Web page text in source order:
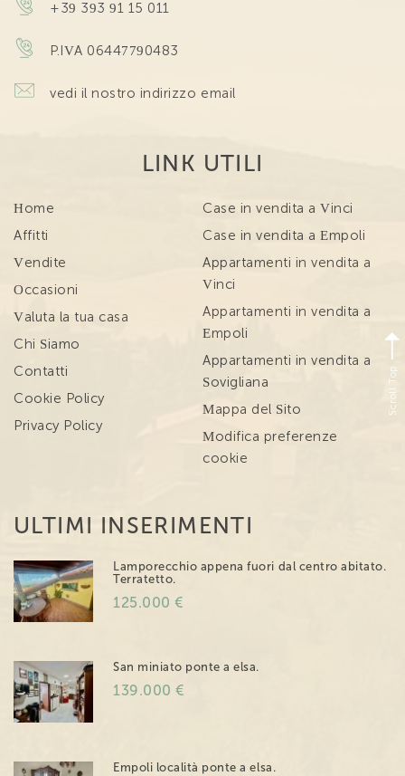
+39 393 91 15 011
P.IVA 06447790483
vedi il nostro indirizzo email
LINK UTILI
Home
Affitti
Vendite
Occasioni
Valuta la tua casa
Chi Siamo
Contatti
Cookie Policy
Privacy Policy
Case in vendita a Vinci
Case in vendita a Empoli
Appartamenti in vendita a
Vinci
Appartamenti in vendita a
Empoli
Appartamenti in vendita a
Sovigliana
Mappa del Sito
Modifica preferenze
cookie
ULTIMI INSERIMENTI
Lamporecchio appena fuori dal centro abitato.
Terratetto.
125.000 €
San miniato ponte a elsa.
139.000 €
Empoli località ponte a elsa.
Scroll Top